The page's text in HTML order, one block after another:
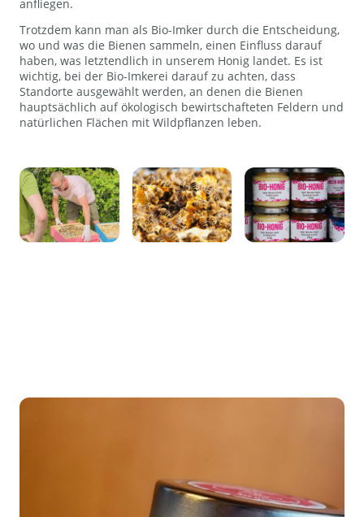
anfliegen.
Trotzdem kann man als Bio-Imker durch die Entscheidung,
wo und was die Bienen sammeln, einen Einfluss darauf
haben, was letztendlich in unserem Honig landet. Es ist
wichtig, bei der Bio-Imkerei darauf zu achten, dass
Standorte ausgewählt werden, an denen die Bienen
hauptsächlich auf ökologisch bewirtschafteten Feldern und
natürlichen Flächen mit Wildpflanzen leben.